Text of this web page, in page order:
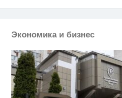
Экономика и бизнес